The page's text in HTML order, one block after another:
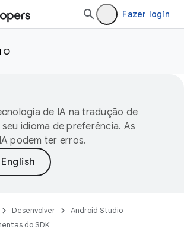
Fazer login
de IA na tradução de
idioma de preferência. As
podem ter erros.
Desenvolver
Android Studio
do SDK